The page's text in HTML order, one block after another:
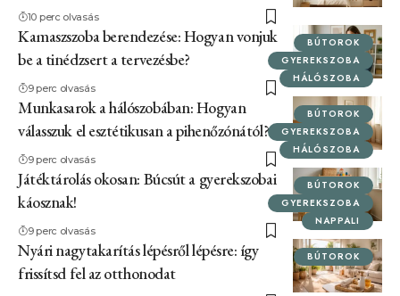
10 perc olvasás
BÚTOROK
GYEREKSZOBA
HÁLÓSZOBA
Kamaszszoba berendezése: Hogyan vonjuk
be a tinédzsert a tervezésbe?
9 perc olvasás
BÚTOROK
GYEREKSZOBA
HÁLÓSZOBA
Munkasarok a hálószobában: Hogyan
válasszuk el esztétikusan a pihenőzónától?
9 perc olvasás
BÚTOROK
GYEREKSZOBA
NAPPALI
Játéktárolás okosan: Búcsút a gyerekszobai
káosznak!
9 perc olvasás
BÚTOROK
Nyári nagytakarítás lépésről lépésre: így
frissítsd fel az otthonodat